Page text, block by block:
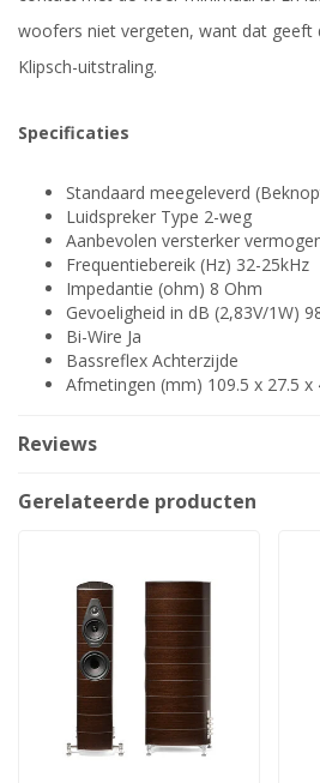
woofers niet vergeten, want dat geeft
Klipsch-uitstraling.
Specificaties
Standaard meegeleverd
Luidspreker Type 2-weg
Aanbevolen versterker
Frequentiebereik (Hz) 32-25kHz
Impedantie (ohm) 8 Ohm
Gevoeligheid in dB (2,83V/1W)
Bi-Wire Ja
Bassreflex Achterzijde
Afmetingen (mm) 109.5 x 27.5 x
Reviews
Gerelateerde producten